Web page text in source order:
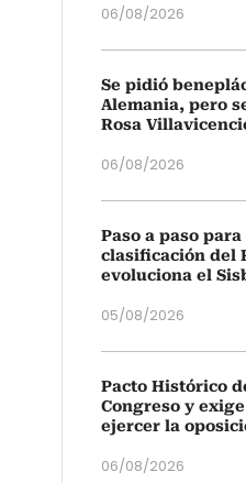
06/08/2026
Se pidió
Alemania, pero
Rosa
06/08/2026
Paso a paso
clasificación del
evoluciona el
05/08/2026
Pacto Histórico
Congreso y
ejercer la
06/08/2026